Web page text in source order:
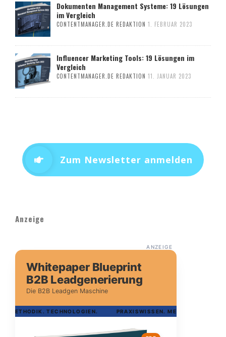
Dokumenten Management Systeme: 19 Lösungen
im Vergleich
CONTENTMANAGER.DE REDAKTION 1. FEBRUAR 2023
Influencer Marketing Tools: 19 Lösungen im
Vergleich
CONTENTMANAGER.DE REDAKTION 11. JANUAR 2023
Zum Newsletter anmelden
Anzeige